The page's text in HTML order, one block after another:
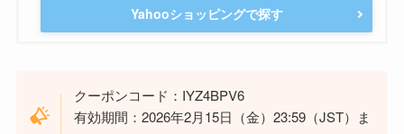
Yahooショッピングで探す
クーポンコード：IYZ4BPV6
有効期間：2026年2月15日（金）23:59（JST）ま